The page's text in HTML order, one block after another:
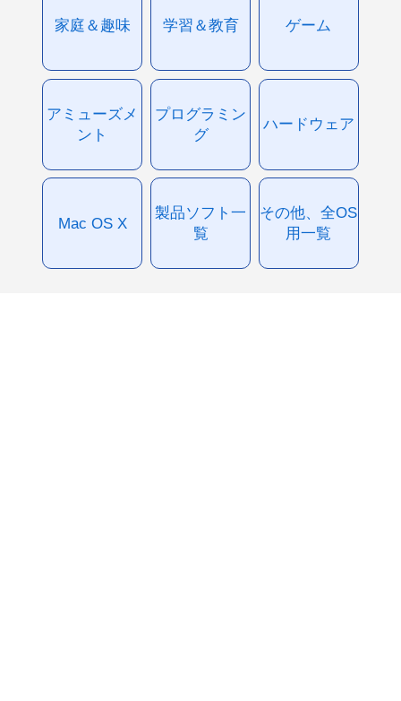
家庭＆趣味 学習＆教育 ゲーム
アミューズメ
ント
プログラミン
グ
ハードウェア
Mac OS X
製品ソフト一
覧
その他、全OS
用一覧